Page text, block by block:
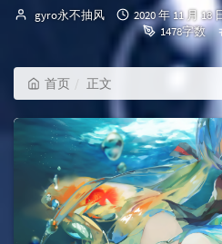
博
gyro永不抽风
发
布
时
2020 年 11 月 18
1478字数
首页 正文